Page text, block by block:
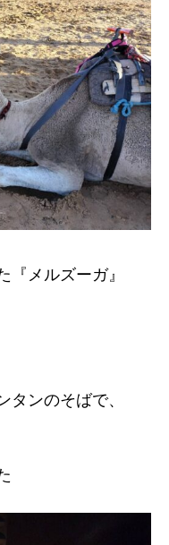
『メルズーガ』
タンのそばで、